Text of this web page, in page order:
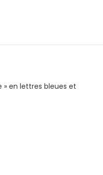
» en lettres bleues et